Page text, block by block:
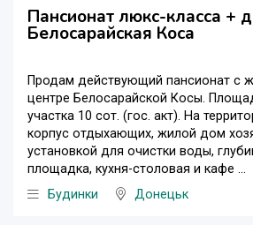
Пансионат люкс-класса +
Белосарайская Коса
Продам действующий пансионат с
центре Белосарайской Косы.
участка 10 сот. (гос. акт). На
корпус отдыхающих, жилой дом
установкой для очистки воды,
площадка, кухня-столовая и кафе ...
Будинки
Донецьк